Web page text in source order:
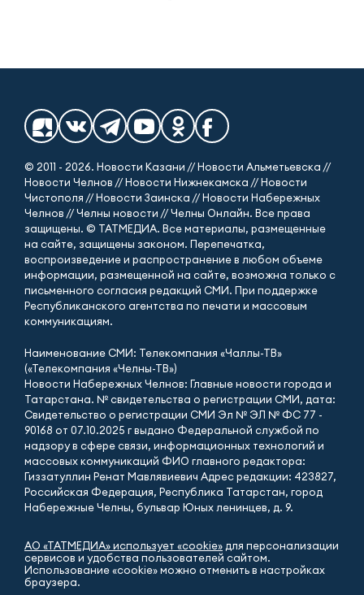
© 2011 - 2026. Новости Казани // Новости Альметьевска //
Новости Челнов // Новости Нижнекамска // Новости
Чистополя // Новости Заинска // Новости Набережных
Челнов // Челны новости // Челны Онлайн. Все права
защищены. © ТАТМЕДИА. Все материалы, размещенные
на сайте, защищены законом. Перепечатка,
воспроизведение и распространение в любом объеме
информации, размещенной на сайте, возможна только с
письменного согласия редакций СМИ. При поддержке
Республиканского агентства по печати и массовым
коммуникациям.
Наименование СМИ: Телекомпания «Чаллы-ТВ»
(«Телекомпания «Челны-ТВ»)
Новости Набережных Челнов: Главные новости города и
Татарстана. № свидетельства о регистрации СМИ, дата:
Свидетельство о регистрации СМИ Эл № ЭЛ № ФС 77 -
90168 от 07.10.2025 г выдано Федеральной службой по
надзору в сфере связи, информационных технологий и
массовых коммуникаций ФИО главного редактора:
Гиззатуллин Ренат Мавлявиевич Адрес редакции: 423827,
Российская Федерация, Республика Татарстан, город
Набережные Челны, бульвар Юных ленинцев, д. 9.
АО «ТАТМЕДИА» использует «cookie»для персонализации
сервисов и удобства пользователей сайтом.
Использование «cookie» можно отменить в настройках
браузера.